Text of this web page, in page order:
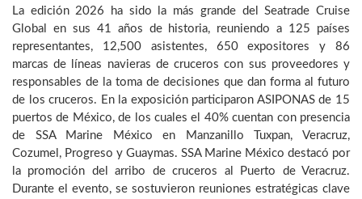
La edición 2026 ha sido la más grande del Seatrade Cruise
Global en sus 41 años de historia, reuniendo a 125 países
representantes, 12,500 asistentes, 650 expositores y 86
marcas de líneas navieras de cruceros con sus proveedores y
responsables de la toma de decisiones que dan forma al futuro
de los cruceros. En la exposición participaron ASIPONAS de 15
puertos de México, de los cuales el 40% cuentan con presencia
de SSA Marine México en Manzanillo Tuxpan, Veracruz,
Cozumel, Progreso y Guaymas. SSA Marine México destacó por
la promoción del arribo de cruceros al Puerto de Veracruz.
Durante el evento, se sostuvieron reuniones estratégicas clave